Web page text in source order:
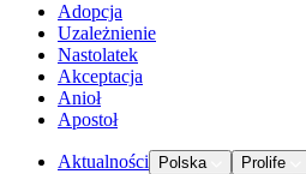
Adopcja
Uzależnienie
Nastolatek
Akceptacja
Anioł
Apostoł
Aktualności Polska Prolife